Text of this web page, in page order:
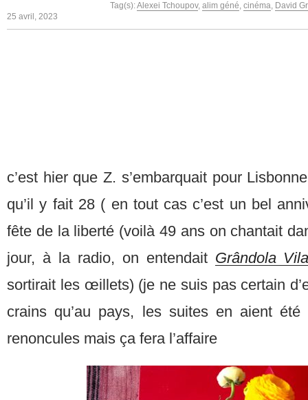
Tag(s):Alexei Tchoupov, alim géné, cinéma, David
25 avril, 2023
c’est hier que Z. s’embarquait pour
qu’il y fait 28 ( en tout cas c’est un bel
fête de la liberté (voilà 49 ans on chantait
jour, à la radio, on entendait Grândola
sortirait les œillets) (je ne suis pas certain
crains qu’au pays, les suites en aient
renoncules mais ça fera l’affaire